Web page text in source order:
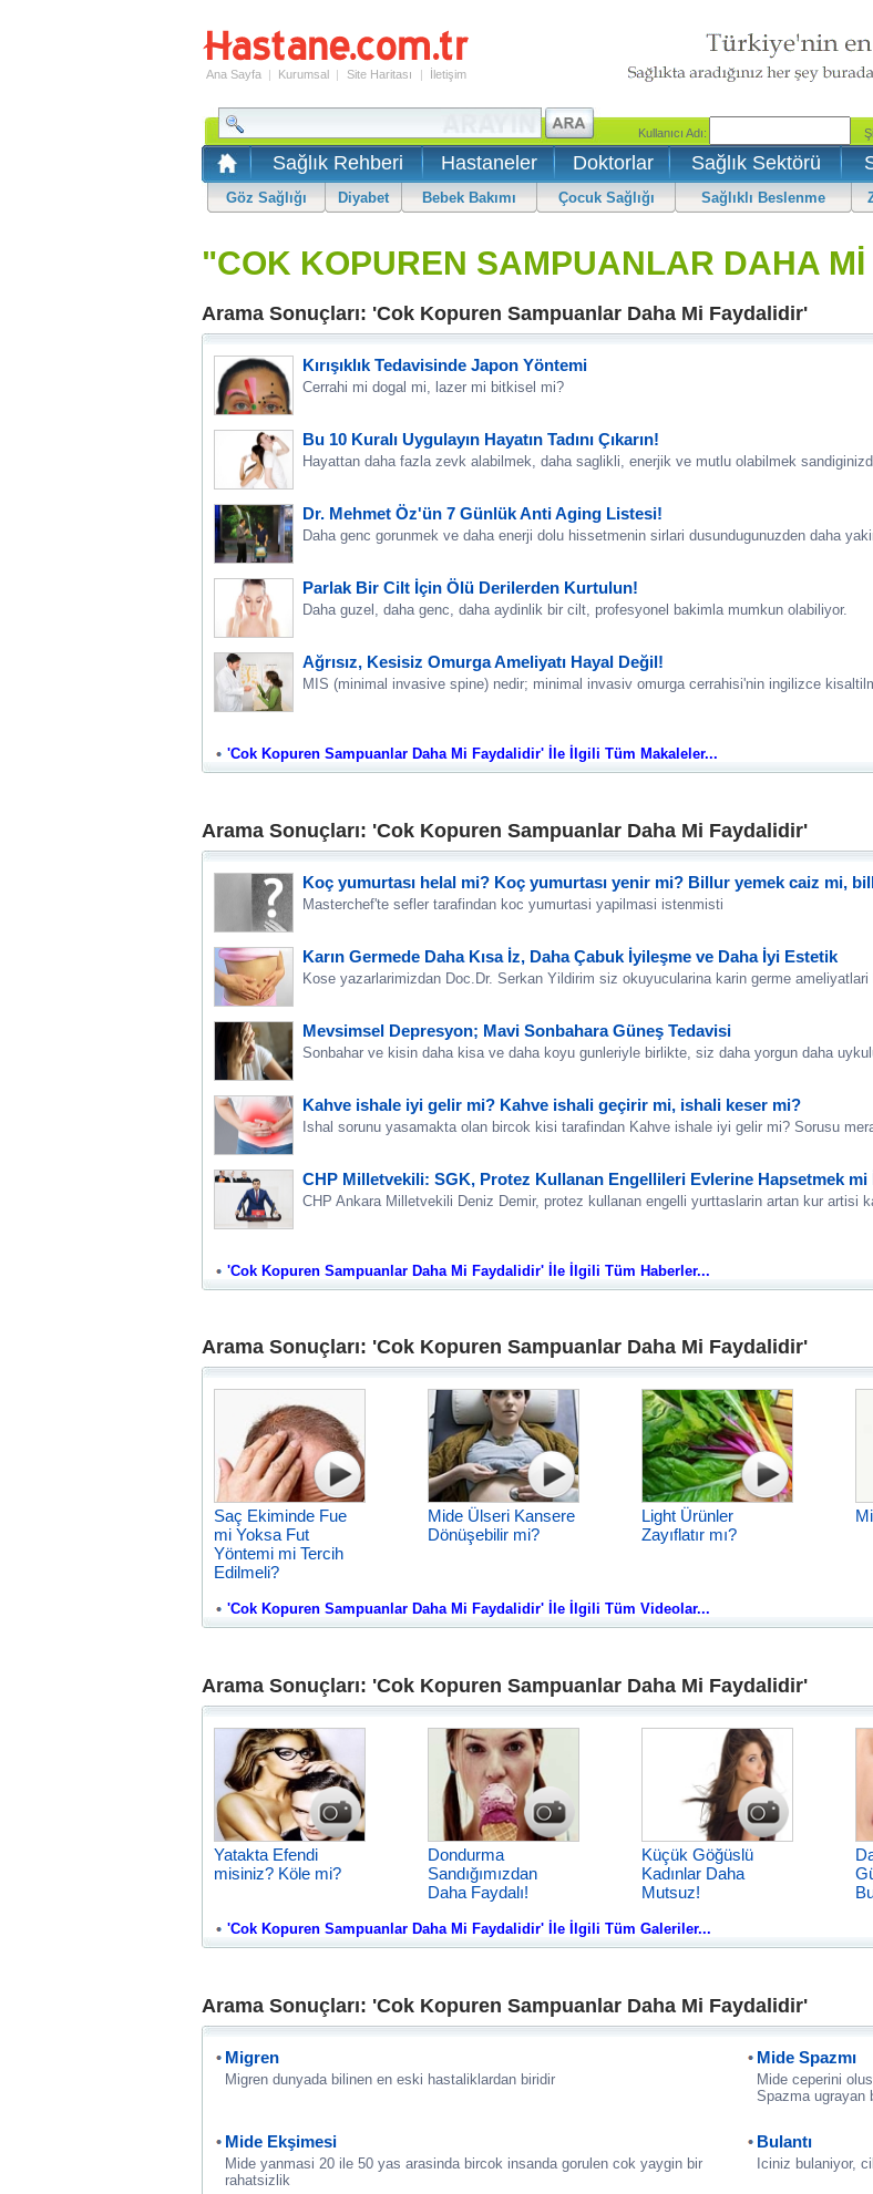
Ana Sayfa | Kurumsal | Site Haritası | İletişim
Sağlık Rehberi Hastaneler Doktorlar Sağlık Sektörü
Göz Sağlığı Diyabet Bebek Bakımı Çocuk Sağlığı Sağlıklı Beslenme
"COK KOPUREN SAMPUANLAR DAHA
Arama Sonuçları: 'Cok Kopuren Sampuanlar Daha Mi Faydalidir'
Kırışıklık Tedavisinde Japon Yöntemi
Cerrahi mi dogal mi, lazer mi bitkisel mi?
Bu 10 Kuralı Uygulayın Hayatın Tadını Çıkarın!
Hayattan daha fazla zevk alabilmek, daha saglikli, enerjik ve mutlu olabilmek
Dr. Mehmet Öz'ün 7 Günlük Anti Aging Listesi!
Daha genc gorunmek ve daha enerji dolu hissetmenin sirlari dusundugunuzden daha
Parlak Bir Cilt İçin Ölü Derilerden Kurtulun!
Daha guzel, daha genc, daha aydinlik bir cilt, profesyonel bakimla mumkun olabiliyor.
Ağrısız, Kesisiz Omurga Ameliyatı Hayal Değil!
MIS (minimal invasive spine) nedir; minimal invasiv omurga cerrahisi'nin ingilizce
'Cok Kopuren Sampuanlar Daha Mi Faydalidir' İle İlgili Tüm Makaleler...
Arama Sonuçları: 'Cok Kopuren Sampuanlar Daha Mi Faydalidir'
Koç yumurtası helal mi? Koç yumurtası yenir mi? Billur yemek caiz mi,
Masterchef'te sefler tarafindan koc yumurtasi yapilmasi istenmisti
Karın Germede Daha Kısa İz, Daha Çabuk İyileşme ve Daha İyi Estetik
Kose yazarlarimizdan Doc.Dr. Serkan Yildirim siz okuyucularina karin germe ameliyatlari
Mevsimsel Depresyon; Mavi Sonbahara Güneş Tedavisi
Sonbahar ve kisin daha kisa ve daha koyu gunleriyle birlikte, siz daha yorgun daha
Kahve ishale iyi gelir mi? Kahve ishali geçirir mi, ishali keser mi?
Ishal sorunu yasamakta olan bircok kisi tarafindan Kahve ishale iyi gelir mi? Sorusu
CHP Milletvekili: SGK, Protez Kullanan Engellileri Evlerine Hapsetmek
CHP Ankara Milletvekili Deniz Demir, protez kullanan engelli yurttaslarin artan kur artisi
'Cok Kopuren Sampuanlar Daha Mi Faydalidir' İle İlgili Tüm Haberler...
Arama Sonuçları: 'Cok Kopuren Sampuanlar Daha Mi Faydalidir'
Saç Ekiminde Fue
mi Yoksa Fut
Yöntemi mi Tercih
Edilmeli?
Mide Ülseri Kansere
Dönüşebilir mi?
Light Ürünler
Zayıflatır mı?
'Cok Kopuren Sampuanlar Daha Mi Faydalidir' İle İlgili Tüm Videolar...
Arama Sonuçları: 'Cok Kopuren Sampuanlar Daha Mi Faydalidir'
Yatakta Efendi
misiniz? Köle mi?
Dondurma
Sandığımızdan
Daha Faydalı!
Küçük Göğüslü
Kadınlar Daha
Mutsuz!
'Cok Kopuren Sampuanlar Daha Mi Faydalidir' İle İlgili Tüm Galeriler...
Arama Sonuçları: 'Cok Kopuren Sampuanlar Daha Mi Faydalidir'
Migren
Migren dunyada bilinen en eski hastaliklardan biridir
Mide Spazmı
Mide ceperini
Spazma ugrayan
Mide Ekşimesi
Mide yanmasi 20 ile 50 yas arasinda bircok insanda gorulen cok yaygin bir
rahatsizlik
Bulantı
Iciniz bulaniyor,